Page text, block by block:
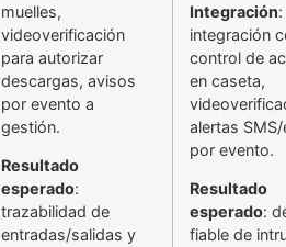
muelles,
videoverificación
para autorizar
descargas, avisos
por evento a
gestión.
Resultado
esperado:
trazabilidad de
entradas/salidas y
Integración:
integración
control de
en caseta,
alertas SMS/
por evento.
Resultado
esperado:
fiable de